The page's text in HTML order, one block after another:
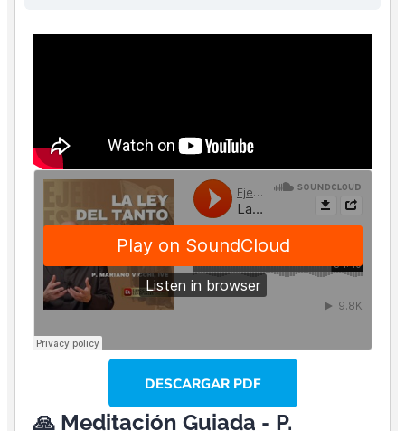
DESCARGAR PDF
🙏 Meditación Guiada - P.